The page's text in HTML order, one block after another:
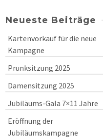
Neueste Beiträge
Kartenvorkauf für die neue
Kampagne
Prunksitzung 2025
Damensitzung 2025
Jubiläums-Gala 7×11 Jahre
Eröffnung der
Jubiläumskampagne